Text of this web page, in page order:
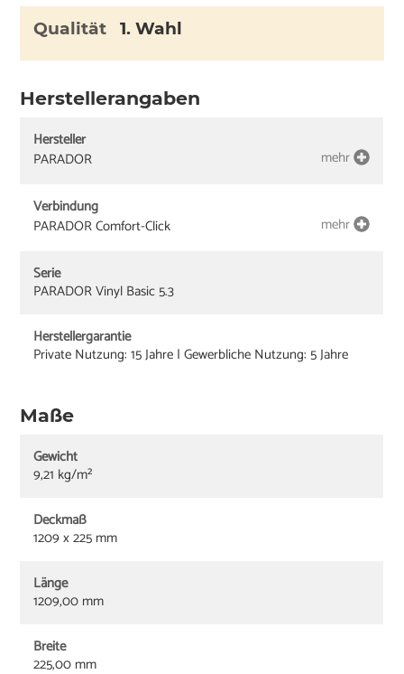
Qualität 1. Wahl
Herstellerangaben
Hersteller
PARADOR
mehr
Verbindung
PARADOR Comfort-Click
mehr
Serie
PARADOR Vinyl Basic 5.3
Herstellergarantie
Private Nutzung: 15 Jahre | Gewerbliche Nutzung: 5 Jahre
Maße
Gewicht
9,21 kg/m²
Deckmaß
1209 x 225 mm
Länge
1209,00 mm
Breite
225,00 mm